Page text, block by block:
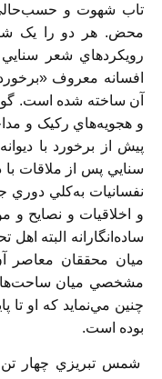
تاب شهوت و حسب‌حالي
محض. هر دو را يک
رويکردهاي شعر
افسانه معروف «برخورد
آن ساخته شده است.
و هجويه‌هاي رکيک و
پيش از برخورد با
سنايي پس از ملاقات با
نفسانيات به‌کلي دوري
و اخلاقيات و نصايح
ساده‌انگارانه البته
ميان محققان معاصر
مشخصي ميان
چنين مي‌نمايد که او
بوده است.
شمس تبريزي چهار